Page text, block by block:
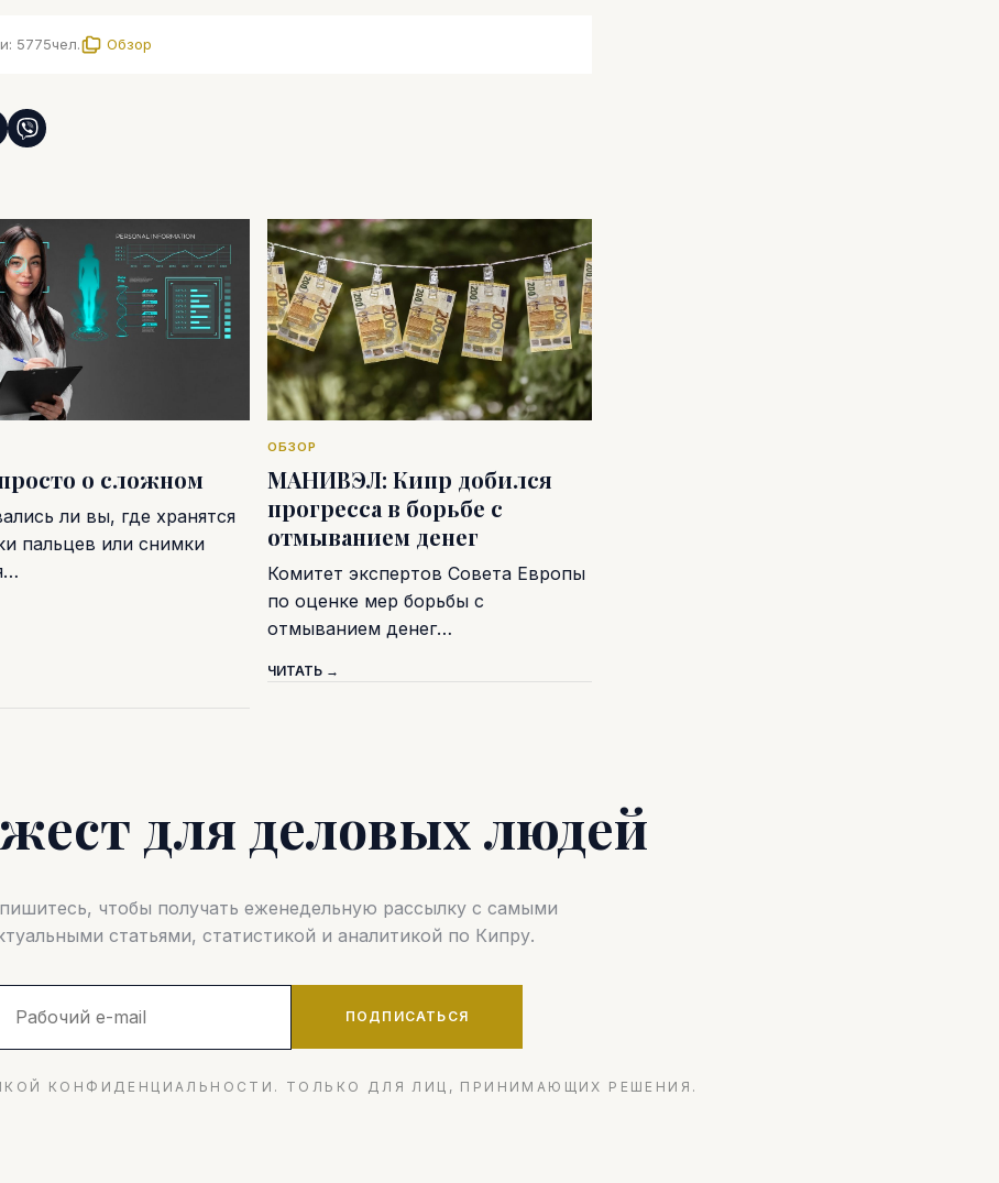
5775чел. Обзор
о сложном
ли вы, где хранятся
пальцев или снимки
ОБЗОР
МАНИВЭЛ: Кипр добился
прогресса в борьбе с
отмыванием денег
Комитет экспертов Совета Европы
по оценке мер борьбы с
отмыванием денег…
ЧИТАТЬ →
для деловых людей
чтобы получать еженедельную рассылку с самыми
статьями, статистикой и аналитикой по Кипру.
ПОДПИСАТЬСЯ
КОНФИДЕНЦИАЛЬНОСТИ. ТОЛЬКО ДЛЯ ЛИЦ, ПРИНИМАЮЩИХ РЕШЕНИЯ.